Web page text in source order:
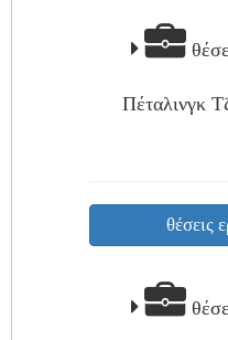
Πέταλινγκ
θέσεις